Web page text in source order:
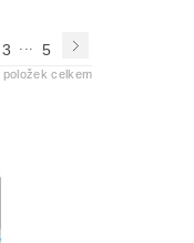
3 ... 5
položek celkem